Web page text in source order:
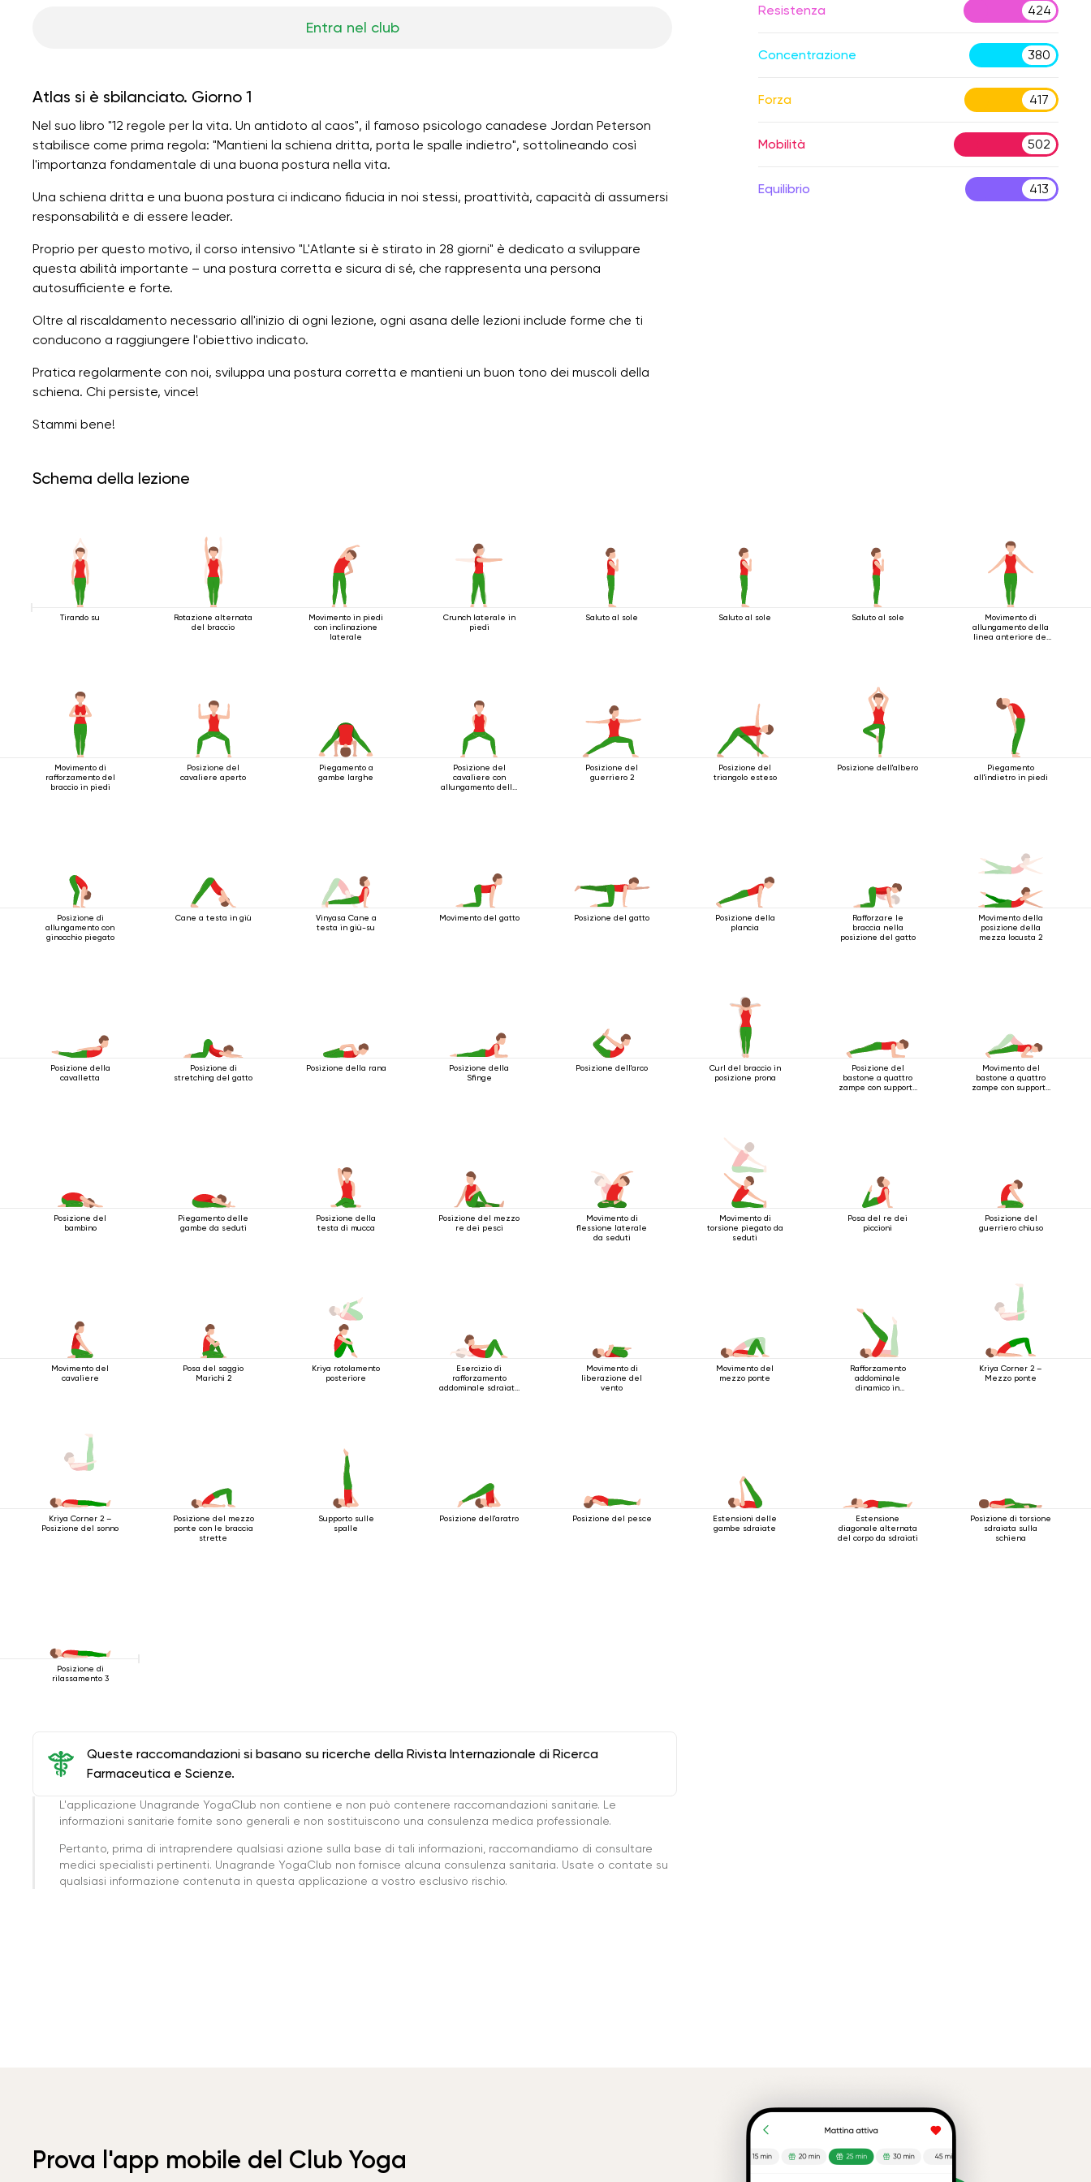
Entra nel club
Atlas si è sbilanciato. Giorno 1
Nel suo libro "12 regole per la vita. Un antidoto al caos", il famoso psicologo canadese Jordan Peterson
stabilisce come prima regola: "Mantieni la schiena dritta, porta le spalle indietro", sottolineando così
l'importanza fondamentale di una buona postura nella vita.
Una schiena dritta e una buona postura ci indicano fiducia in noi stessi, proattività, capacità di assumersi
responsabilità e di essere leader.
Proprio per questo motivo, il corso intensivo "L'Atlante si è stirato in 28 giorni" è dedicato a sviluppare
questa abilità importante – una postura corretta e sicura di sé, che rappresenta una persona
autosufficiente e forte.
Oltre al riscaldamento necessario all'inizio di ogni lezione, ogni asana delle lezioni include forme che ti
conducono a raggiungere l'obiettivo indicato.
Pratica regolarmente con noi, sviluppa una postura corretta e mantieni un buon tono dei muscoli della
schiena. Chi persiste, vince!
Stammi bene!
Resistenza 424
Concentrazione 380
Forza 417
Mobilità 502
Equilibrio 413
Schema della lezione
Tirando su
Rotazione alternata
del braccio
Movimento in piedi
con inclinazione
laterale
Crunch laterale in
piedi
Saluto al sole Saluto al sole Saluto al sole
Movimento di
allungamento della
linea anteriore del
Movimento di
rafforzamento del
braccio in piedi
Posizione del
cavaliere aperto
Piegamento a
gambe larghe
Posizione del
cavaliere con
allungamento delle
Posizione del
guerriero 2
Posizione del
triangolo esteso
Posizione dell'albero
Piegamento
all'indietro in piedi
Posizione di
allungamento con
ginocchio piegato
Cane a testa in giù
Vinyasa Cane a
testa in giù-su
Movimento del gatto Posizione del gatto
Posizione della
plancia
Rafforzare le
braccia nella
posizione del gatto
Movimento della
posizione della
mezza locusta 2
Posizione della
cavalletta
Posizione di
stretching del gatto
Posizione della rana
Posizione della
Sfinge
Posizione dell'arco
Curl del braccio in
posizione prona
Posizione del
bastone a quattro
zampe con supporto
Movimento del
bastone a quattro
zampe con supporto
Posizione del
bambino
Piegamento delle
gambe da seduti
Posizione della
testa di mucca
Posizione del mezzo
re dei pesci
Movimento di
flessione laterale
da seduti
Movimento di
torsione piegato da
seduti
Posa del re dei
piccioni
Posizione del
guerriero chiuso
Movimento del
cavaliere
Posa del saggio
Marichi 2
Kriya rotolamento
posteriore
Esercizio di
rafforzamento
addominale sdraiato
Movimento di
liberazione del
vento
Movimento del
mezzo ponte
Rafforzamento
addominale
dinamico in
Kriya Corner 2 –
Mezzo ponte
Kriya Corner 2 –
Posizione del sonno
Posizione del mezzo
ponte con le braccia
strette
Supporto sulle
spalle
Posizione dell'aratro Posizione del pesce
Estensioni delle
gambe sdraiate
Estensione
diagonale alternata
del corpo da sdraiati
Posizione di torsione
sdraiata sulla
schiena
Posizione di
rilassamento 3
Queste raccomandazioni si basano su ricerche della Rivista Internazionale di Ricerca
Farmaceutica e Scienze.
L'applicazione Unagrande YogaClub non contiene e non può contenere raccomandazioni sanitarie. Le
informazioni sanitarie fornite sono generali e non sostituiscono una consulenza medica professionale.
Pertanto, prima di intraprendere qualsiasi azione sulla base di tali informazioni, raccomandiamo di consultare
medici specialisti pertinenti. Unagrande YogaClub non fornisce alcuna consulenza sanitaria. Usate o contate su
qualsiasi informazione contenuta in questa applicazione a vostro esclusivo rischio.
Prova l'app mobile del Club Yoga